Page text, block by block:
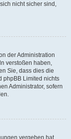
nicht sicher sind,
der Administration
verstoßen haben,
Sie, dass dies die
phpBB Limited nichts
Administrator, sofern
vergeben hat,